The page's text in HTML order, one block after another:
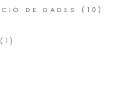
DE DADES
(10)
(1)